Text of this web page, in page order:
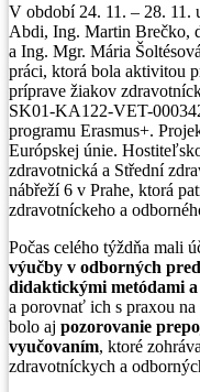
V období 24. 11. – 28. 11.
Abdi, Ing. Martin Brečko,
a Ing. Mgr. Mária
práci, ktorá bola aktivitou
príprave žiakov
SK01-KA122-VET-
programu Erasmus+.
Európskej únie.
zdravotnická a Střední
nábřeží 6 v Prahe, ktorá
zdravotníckeho a
Počas celého týždňa mali
výučby v odborných
didaktickými metódami
a porovnať ich s praxou
bolo aj pozorovanie
vyučovaním, ktoré
zdravotníckych a